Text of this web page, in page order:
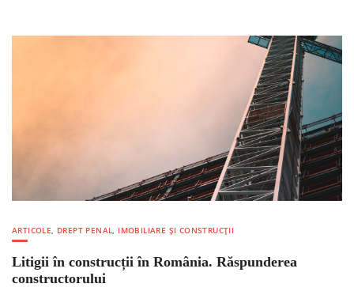
ARTICOLE, DREPT PENAL, IMOBILIARE ȘI CONSTRUCȚII
Litigii în construcții în România. Răspunderea
constructorului